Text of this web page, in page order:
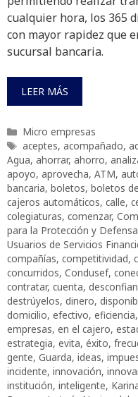
cualquier hora, los 365
con mayor rapidez que
sucursal bancaria.
LEER MÁS
Categorías
Micro empresas
Etiquetas
aceptes, acompañado,
Agua, ahorrar, ahorro,
apoyo, aprovecha, ATM,
bancaria, boletos, boletos
cajeros automáticos, calle,
colegiaturas, comenzar,
para la Protección y
Usuarios de Servicios
compañías, competitividad,
concurridos, Condusef,
contratar, cuenta,
destrúyelos, dinero,
domicilio, efectivo, eficiencia,
empresas, en el cajero,
estrategia, evita, éxito,
gente, Guarda, ideas,
incidente, innovación,
institución, inteligente,